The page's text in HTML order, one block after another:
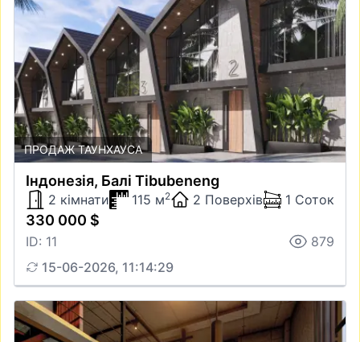
ПРОДАЖ ТАУНХАУСА
Iндонезiя, Балі Tibubeneng
2 кімнати 115 м2 2 Поверхів 1 Соток
330 000 $
ID: 11
879
15-06-2026, 11:14:29